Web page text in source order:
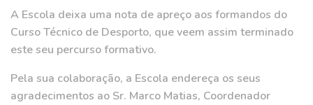
A Escola deixa uma nota de apreço aos formandos do
Curso Técnico de Desporto, que veem assim terminado
este seu percurso formativo.
Pela sua colaboração, a Escola endereça os seus
agradecimentos ao Sr. Marco Matias, Coordenador